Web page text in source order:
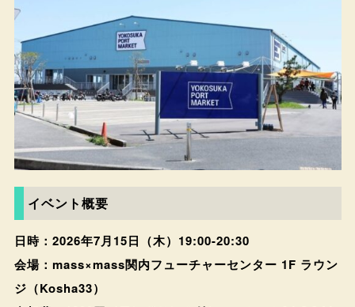
イベント概要
日時：2026年7月15日（木）19:00-20:30
会場：mass×mass関内フューチャーセンター 1F ラウン
ジ（Kosha33）